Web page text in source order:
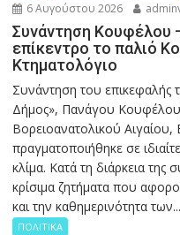
6 Αυγούστου 2026
Συνάντηση Κουφέλου
επίκεντρο το παλιό
Κτηματολόγιο
Συνάντηση του επικεφαλής
Δήμος», Πανάγου
Βορειοανατολικού
πραγματοποιήθηκε σε
κλίμα. Κατά τη διάρκεια της
κρίσιμα ζητήματα που
και την καθημερινότητα των...
ΠΟΛΙΤΙΚΑ